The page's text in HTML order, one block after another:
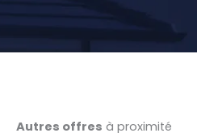
Autres offres à proximité